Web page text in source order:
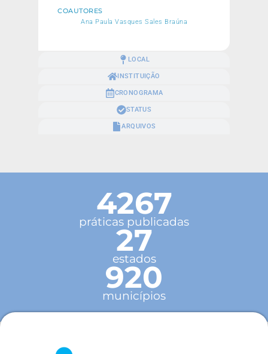
LOCAL
INSTITUIÇÃO
CRONOGRAMA
STATUS
ARQUIVOS
COAUTORES
Ana Paula Vasques Sales Braúna
4267
práticas publicadas
27
estados
920
municípios